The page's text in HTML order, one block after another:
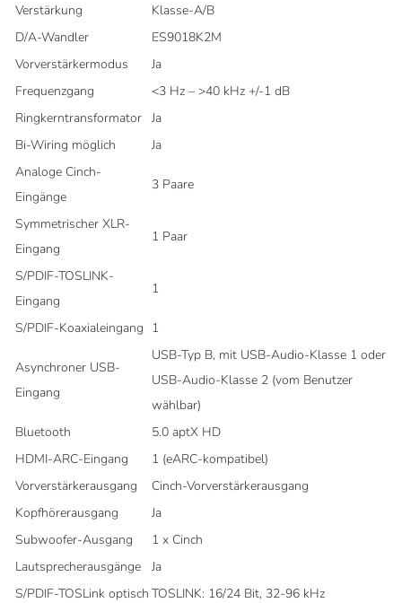
Verstärkung
Klasse-A/B
D/A-Wandler
ES9018K2M
Vorverstärkermodus
Ja
Frequenzgang
<3 Hz – >40 kHz +/-1 dB
Ringkerntransformator Ja
Bi-Wiring möglich
Ja
Analoge Cinch-
Eingänge
3 Paare
Symmetrischer XLR-
Eingang
1 Paar
S/PDIF-TOSLINK-
Eingang
1
S/PDIF-Koaxialeingang 1
Asynchroner USB-
Eingang
USB-Typ B, mit USB-Audio-Klasse 1 oder
USB-Audio-Klasse 2 (vom Benutzer
wählbar)
Bluetooth
5.0 aptX HD
HDMI-ARC-Eingang
1 (eARC-kompatibel)
Vorverstärkerausgang
Cinch-Vorverstärkerausgang
Kopfhörerausgang
Ja
Subwoofer-Ausgang
1 x Cinch
Lautsprecherausgänge
Ja
S/PDIF-TOSLink optisch TOSLINK: 16/24 Bit, 32-96 kHz